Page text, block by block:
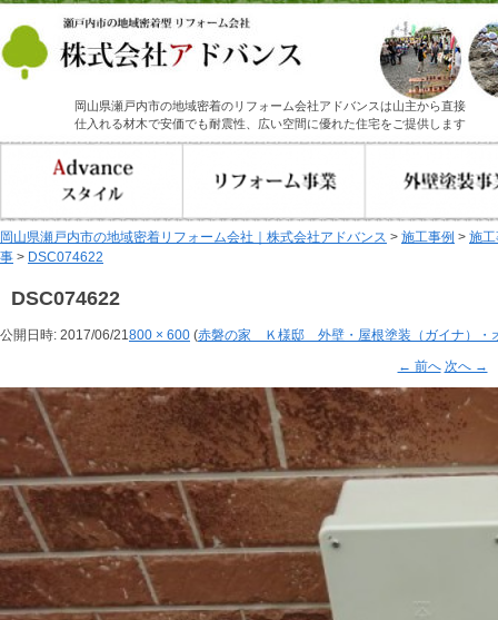
岡山県瀬戸内市の地域密着のリフォーム会社アドバンスは山主から直接
仕入れる材木で安価でも耐震性、広い空間に優れた住宅をご提供します
岡山県瀬戸内市の地域密着リフォーム会社｜株式会社アドバンス > 施工事例 > 施
事 > DSC074622
DSC074622
公開日時: 2017/06/21800 × 600 (赤磐の家 Ｋ様邸 外壁・屋根塗装（ガイナ）・
← 前へ 次へ →